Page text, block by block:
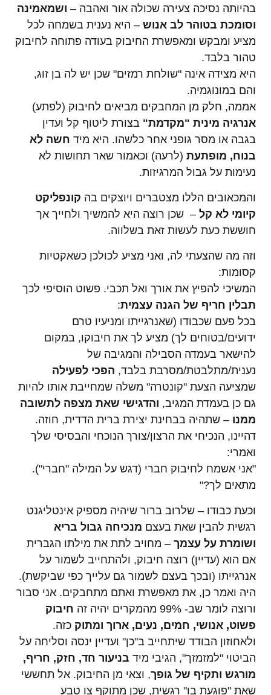
בהיותה נסיכה צעירה שכולה אור ואהבה – ושמאמינה
וסומכת בטוהר לב אנוש – היא נענית בשמחה לכל
מציע ומבקש ומאפשרת החיבוק בעודה פתוחה לחיבוק
טהור בלבד.
היא מצידה אינה "שולחת רמזים" שכן יש לה בן זוג,
והם במונוגמיה.
אממה, חלק מן המחבקים מביאים לחיבוק (לפתע)
אנרגיה מינית "מקדמת" בצורת ליטוף קל ועדין
בגבה או מסר גופני אחר כלשהו. היא מיד חשה לא
בנוח, מופתעת (לרעה) וכאמור שאר תחושות לא
נעימות על גבול המרגיזות.
והמכאובים הללו מצטברים ויוצקים בה קונפליקט
קיומי לא קל – שכן רוצה היא להמשיך ולחייך אך
חוששת כעת לעשות זאת בשלווה.
וזה מה שהצעתי לה, ואני מציע לכולכן כשאקטיות
קסומות:
המשיכי להפיץ את אורך ואל תכבי. פשוט הוסיפי לכך
תבלין חריף של הגנה עצמית:
בכל פעם שכבודו (שאנרגייתו ומניעיו טרם
ידועים/בטוחים לך) מציע לך את חיבוקו, במקום
להישאר בעמדה הסבילה והמגיבה של
נענית/מתלבטת/מסרבת בלבד, הפכי לפעילה
שמציעה הצעת "קונטרה" משלה שמחייבת אותו להיות
גם כן בעמדת המגיב, והדגישי שאת מצפה לתשובה
ממנו – שתהיה בבחינת יצירת ברית הדדית, חוזה.
דהיינו, הנכיחי את הרצון/צורך הנוכחי והבסיסי שלך
ואמרי:
"אני אשמח לחיבוק חברי (דגש על המילה "חברי").
מתאים לך?"
וכעת כבודו – שלרוב ברור שיהיה מספיק אינטליגנט
רגשית להבין שאת בעצם מנכיחה גבול בריא
ושומרת על עצמך – מחויב לתת את מילתו הגברית
אם הוא (עדיין) רוצה חיבוק, ולהתחייב לשמור על
אנרגייתו (ובכך בעצם לשמור גם עלייך כפי שביקשת).
היה ואמר כן, את מאפשרת ואתם מתחבקים. אני סבור
ורוצה לומר שב- 99% מהמקרים יהיה זה
חיבוק
פשוט, אנושי, חמים, נעים, ארוך ומתוק כזה.
ולאחוזון הבודד שיתחייב ב"כן" ועדיין ינסה וסליחה על
הביטוי "למזמזך", הגיבי מיד בניעור חד, חזק, חריף,
מורגש ותקיף של גופך, וצאי מן החיבוק. אל תחששי
שאת "פוגעת בו" רגשית, שכן מתוקף צו טבע